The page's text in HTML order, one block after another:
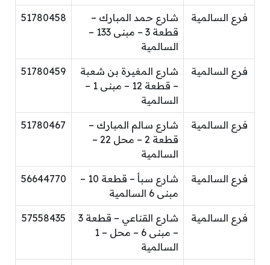
فرع السالمية
شارع حمد المبارك –
قطعة 3 – مبنى 133 –
السالمية
51780458
فرع السالمية
شارع المغيرة بن شعبة
– قطعة 12 – مبنى 1 –
السالمية
51780459
فرع السالمية
شارع سالم المبارك –
قطعة 2 – محل 22 –
السالمية
51780467
فرع السالمية
شارع سبأ – قطعة 10 –
مبنى 6 السالمية
56644770
فرع السالمية
شارع القناعي – قطعة 3
– مبنى 6 – محل – 1
السالمية
57558435